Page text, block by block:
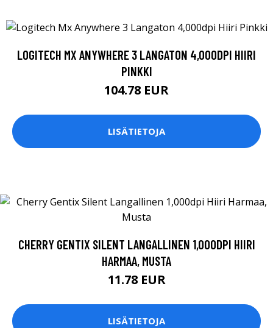
LOGITECH MX ANYWHERE 3 LANGATON 4,000DPI HIIRI
PINKKI
104.78 EUR
LISÄTIETOJA
CHERRY GENTIX SILENT LANGALLINEN 1,000DPI HIIRI
HARMAA, MUSTA
11.78 EUR
LISÄTIETOJA